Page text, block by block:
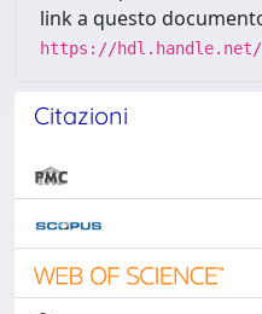
link a questo
https://hdl.handle.net/
Citazioni